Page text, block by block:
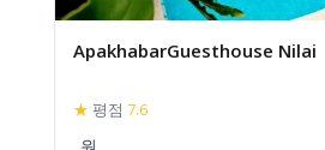
ApakhabarGuesthouse Nilai
★ 평점 7.6